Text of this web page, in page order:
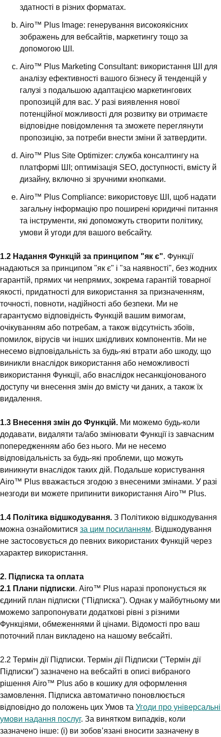
здатності в різних форматах.
Airo™ Plus Image: генерування високоякісних
зображень для вебсайтів, маркетингу тощо за
допомогою ШІ.
Airo™ Plus Marketing Consultant: використання ШІ для
аналізу ефективності вашого бізнесу й тенденцій у
галузі з подальшою адаптацією маркетингових
пропозицій для вас. У разі виявлення нової
потенційної можливості для розвитку ви отримаєте
відповідне повідомлення та зможете переглянути
пропозицію, за потреби внести зміни й затвердити.
Airo™ Plus Site Optimizer: служба консалтингу на
платформі ШІ; оптимізація SEO, доступності, вмісту й
дизайну, включно зі зручними кнопками.
Airo™ Plus Compliance: використовує ШІ, щоб надати
загальну інформацію про поширені юридичні питання
та інструменти, які допоможуть створити політику,
умови й угоди для вашого вебсайту.
1.2 Надання Функцій за принципом "як є". Функції
надаються за принципом "як є" і "за наявності", без жодних
гарантій, прямих чи непрямих, зокрема гарантій товарної
якості, придатності для використання за призначенням,
точності, повноти, надійності або безпеки. Ми не
гарантуємо відповідність Функцій вашим вимогам,
очікуванням або потребам, а також відсутність збоїв,
помилок, вірусів чи інших шкідливих компонентів. Ми не
несемо відповідальність за будь-які втрати або шкоду, що
виникли внаслідок використання або неможливості
використання Функції, або внаслідок несанкціонованого
доступу чи внесення змін до вмісту чи даних, а також їх
видалення.
1.3 Внесення змін до Функцій. Ми можемо будь-коли
додавати, видаляти та/або змінювати Функції із завчасним
попередженням або без нього. Ми не несемо
відповідальність за будь-які проблеми, що можуть
виникнути внаслідок таких дій. Подальше користування
Airo™ Plus вважається згодою з внесеними змінами. У разі
незгоди ви можете припинити використання Airo™ Plus.
1.4 Політика відшкодування. З Політикою відшкодування
можна ознайомитися за цим посиланням. Відшкодування
не застосовується до певних використаних Функцій через
характер використання.
2. Підписка та оплата
2.1 Плани підписки. Airo™ Plus наразі пропонується як
єдиний план підписки ("Підписка"). Однак у майбутньому ми
можемо запропонувати додаткові рівні з різними
Функціями, обмеженнями й цінами. Відомості про ваш
поточний план викладено на нашому вебсайті.
2.2 Термін дії Підписки. Термін дії Підписки ("Термін дії
Підписки") зазначено на вебсайті в описі вибраного
рішення Airo™ Plus або в кошику для оформлення
замовлення. Підписка автоматично поновлюється
відповідно до положень цих Умов та Угоди про універсальні
умови надання послуг. За винятком випадків, коли
зазначено інше: (i) ви зобов’язані вносити зазначену в